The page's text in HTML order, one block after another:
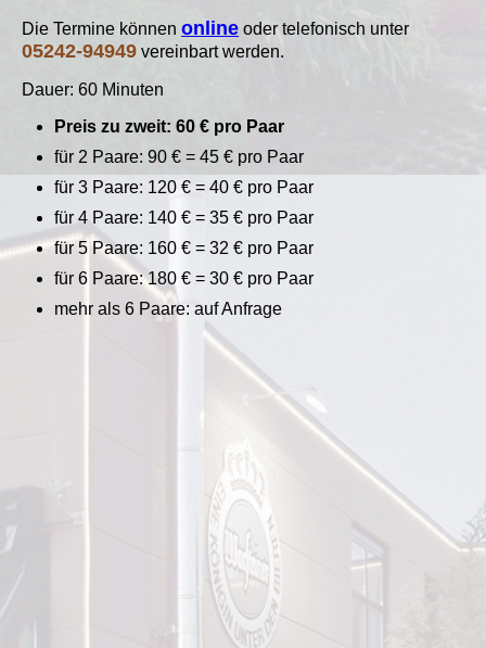
Die Termine können online oder telefonisch unter
05242-94949 vereinbart werden.
Dauer: 60 Minuten
Preis zu zweit: 60 € pro Paar
für 2 Paare: 90 € = 45 € pro Paar
für 3 Paare: 120 € = 40 € pro Paar
für 4 Paare: 140 € = 35 € pro Paar
für 5 Paare: 160 € = 32 € pro Paar
für 6 Paare: 180 € = 30 € pro Paar
mehr als 6 Paare: auf Anfrage